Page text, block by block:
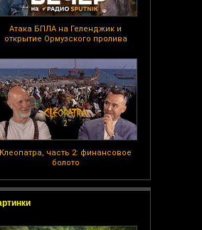
Атака БПЛА на Геленджик и
открытие Ормузского пролива
Клеопатра, часть 2: финансовое
болото